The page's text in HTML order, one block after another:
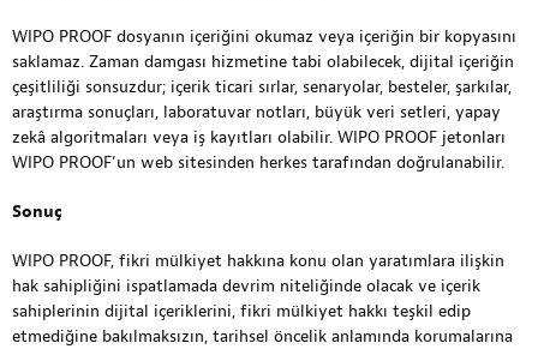
WIPO PROOF dosyanın içeriğini okumaz veya içeriğin bir kopyasını
saklamaz. Zaman damgası hizmetine tabi olabilecek, dijital içeriğin
çeşitliliği sonsuzdur; içerik ticari sırlar, senaryolar, besteler, şarkılar,
araştırma sonuçları, laboratuvar notları, büyük veri setleri, yapay
zekâ algoritmaları veya iş kayıtları olabilir. WIPO PROOF jetonları
WIPO PROOF’un web sitesinden herkes tarafından doğrulanabilir.
Sonuç
WIPO PROOF, fikri mülkiyet hakkına konu olan yaratımlara ilişkin
hak sahipliğini ispatlamada devrim niteliğinde olacak ve içerik
sahiplerinin dijital içeriklerini, fikri mülkiyet hakkı teşkil edip
etmediğine bakılmaksızın, tarihsel öncelik anlamında korumalarına